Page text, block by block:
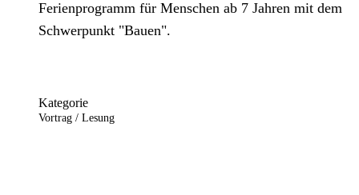
Ferienprogramm für Menschen ab 7 Jahren mit dem
Schwerpunkt "Bauen".
Kategorie
Vortrag / Lesung